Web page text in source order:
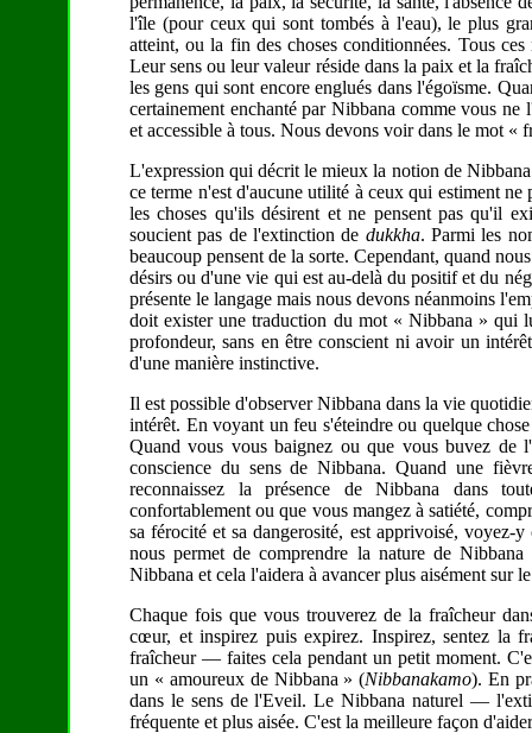
l'île (pour ceux qui sont tombés à l'eau), le plus
atteint, ou la fin des choses conditionnées. Tous
Leur sens ou leur valeur réside dans la paix et la
les gens qui sont encore englués dans l'égoïsme.
certainement enchanté par Nibbana comme vous
et accessible à tous. Nous devons voir dans le mot «
L'expression qui décrit le mieux la notion de
ce terme n'est d'aucune utilité à ceux qui estiment ne
les choses qu'ils désirent et ne pensent pas qu'il
soucient pas de l'extinction de dukkha. Parmi les
beaucoup pensent de la sorte. Cependant, quand
désirs ou d'une vie qui est au-delà du positif et du
présente le langage mais nous devons néanmoins
doit exister une traduction du mot « Nibbana » qui
profondeur, sans en être conscient ni avoir un
d'une manière instinctive.
Il est possible d'observer Nibbana dans la vie
intérêt. En voyant un feu s'éteindre ou quelque
Quand vous vous baignez ou que vous buvez de
conscience du sens de Nibbana. Quand une
reconnaissez la présence de Nibbana dans
confortablement ou que vous mangez à satiété,
sa férocité et sa dangerosité, est apprivoisé, voyez-
nous permet de comprendre la nature de
Nibbana et cela l'aidera à avancer plus aisément sur
Chaque fois que vous trouverez de la fraîcheur
cœur, et inspirez puis expirez. Inspirez, sentez la
fraîcheur — faites cela pendant un petit moment.
un « amoureux de Nibbana » (Nibbanakamo). En
dans le sens de l'Eveil. Le Nibbana naturel —
fréquente et plus aisée. C'est la meilleure façon